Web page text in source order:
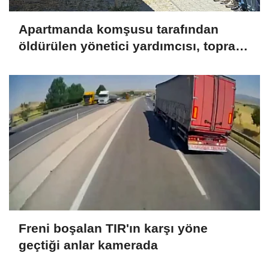
Apartmanda komşusu tarafından
öldürülen yönetici yardımcısı, toprağa
Freni boşalan TIR'ın karşı yöne
geçtiği anlar kamerada